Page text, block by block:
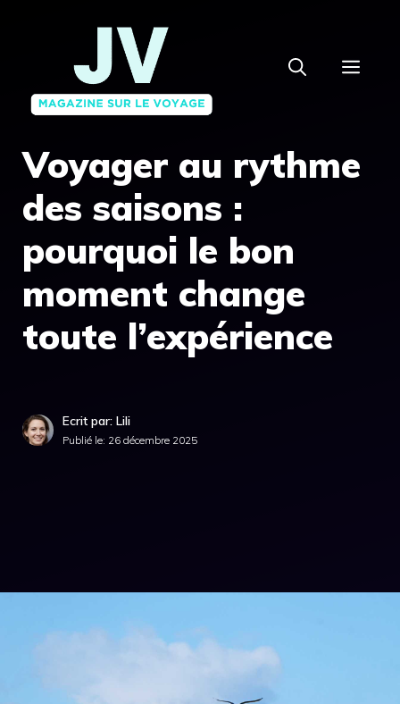
Voyager au rythme
des saisons :
pourquoi le bon
moment change
toute l’expérience
Ecrit par: Lili
Publié le: 26 décembre 2025